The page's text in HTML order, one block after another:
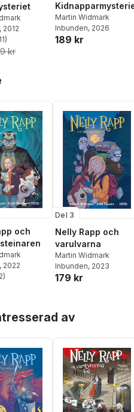
, 2012
Totalt antal röster:
11)
kr
Martin Widmark
Inbunden, 2026
189 kr
och
, 2022
Totalt antal röster:
2)
Del 3
Nelly Rapp och
varulvarna
Martin Widmark
Inbunden, 2023
179 kr
av